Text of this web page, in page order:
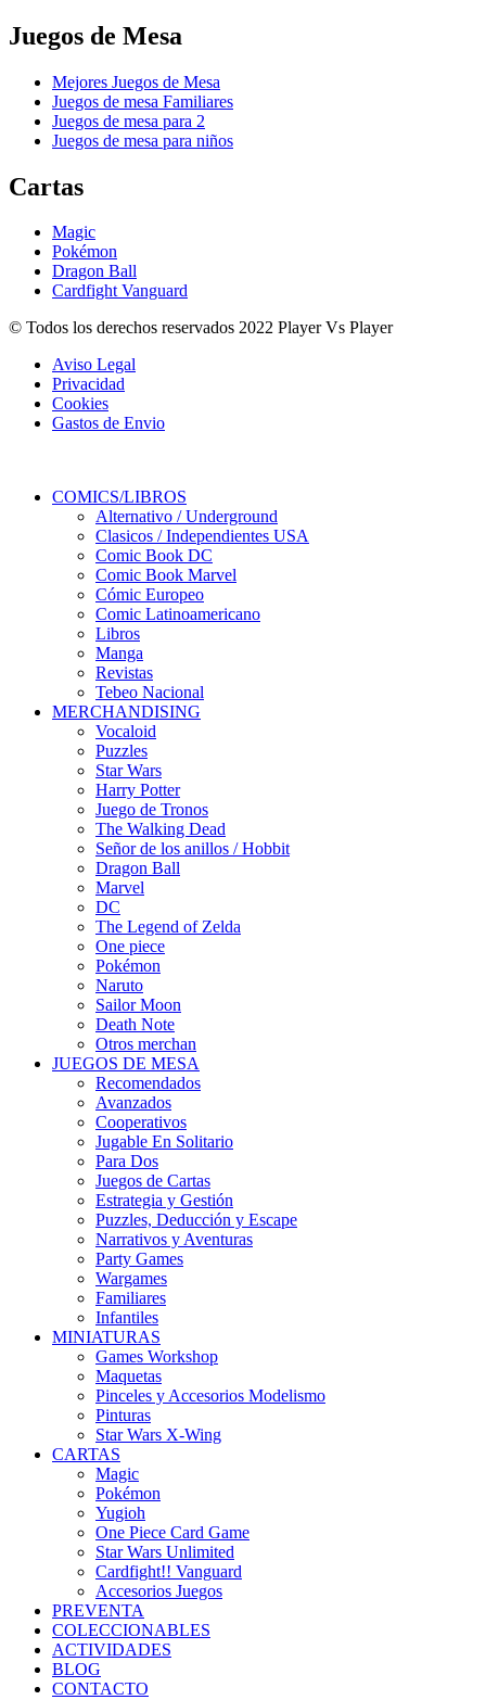
Juegos de Mesa
Mejores Juegos de Mesa
Juegos de mesa Familiares
Juegos de mesa para 2
Juegos de mesa para niños
Cartas
Magic
Pokémon
Dragon Ball
Cardfight Vanguard
© Todos los derechos reservados 2022 Player Vs Player
Aviso Legal
Privacidad
Cookies
Gastos de Envio
COMICS/LIBROS
Alternativo / Underground
Clasicos / Independientes USA
Comic Book DC
Comic Book Marvel
Cómic Europeo
Comic Latinoamericano
Libros
Manga
Revistas
Tebeo Nacional
MERCHANDISING
Vocaloid
Puzzles
Star Wars
Harry Potter
Juego de Tronos
The Walking Dead
Señor de los anillos / Hobbit
Dragon Ball
Marvel
DC
The Legend of Zelda
One piece
Pokémon
Naruto
Sailor Moon
Death Note
Otros merchan
JUEGOS DE MESA
Recomendados
Avanzados
Cooperativos
Jugable En Solitario
Para Dos
Juegos de Cartas
Estrategia y Gestión
Puzzles, Deducción y Escape
Narrativos y Aventuras
Party Games
Wargames
Familiares
Infantiles
MINIATURAS
Games Workshop
Maquetas
Pinceles y Accesorios Modelismo
Pinturas
Star Wars X-Wing
CARTAS
Magic
Pokémon
Yugioh
One Piece Card Game
Star Wars Unlimited
Cardfight!! Vanguard
Accesorios Juegos
PREVENTA
COLECCIONABLES
ACTIVIDADES
BLOG
CONTACTO